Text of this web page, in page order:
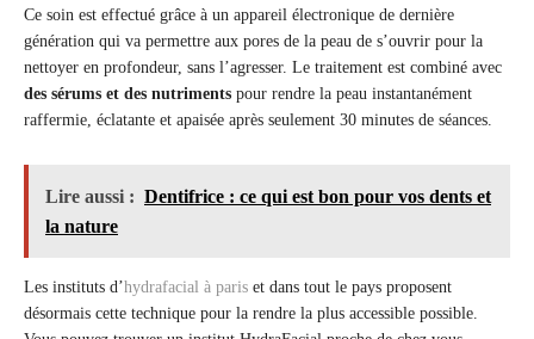
Ce soin est effectué grâce à un appareil électronique de dernière
génération qui va permettre aux pores de la peau de s’ouvrir pour la
nettoyer en profondeur, sans l’agresser. Le traitement est combiné avec
des sérums et des nutriments pour rendre la peau instantanément
raffermie, éclatante et apaisée après seulement 30 minutes de séances.
Lire aussi : Dentifrice : ce qui est bon pour vos dents et
la nature
Les instituts d’hydrafacial à paris et dans tout le pays proposent
désormais cette technique pour la rendre la plus accessible possible.